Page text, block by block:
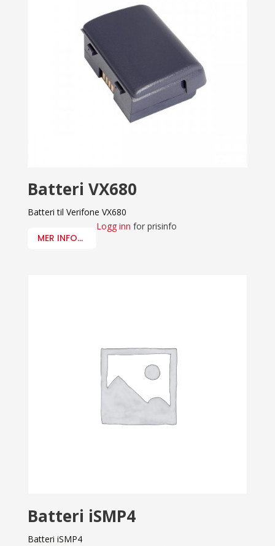
Batteri VX680
Batteri til Verifone VX680
MER INFO...
Logg inn for prisinfo
Batteri iSMP4
Batteri iSMP4